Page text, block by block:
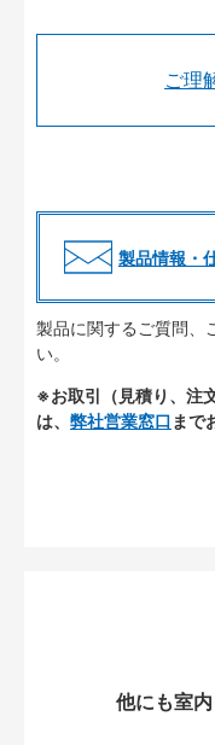
ご理
製品情報・
製品に関するご質問、
い。
※お取引（見積り、注
は、 弊社営業窓口 まで
他にも室